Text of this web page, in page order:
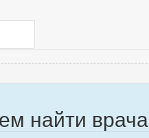
найти врача